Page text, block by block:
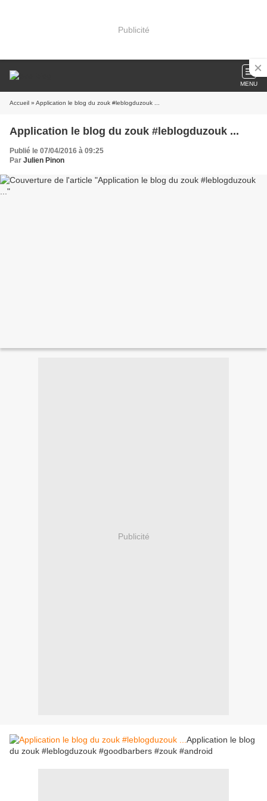
Publicité
MENU
Accueil » Application le blog du zouk #leblogduzouk ...
Application le blog du zouk #leblogduzouk ...
Publié le 07/04/2016 à 09:25
Par Julien Pinon
Publicité
Application le blog
du zouk #leblogduzouk #goodbarbers #zouk #android